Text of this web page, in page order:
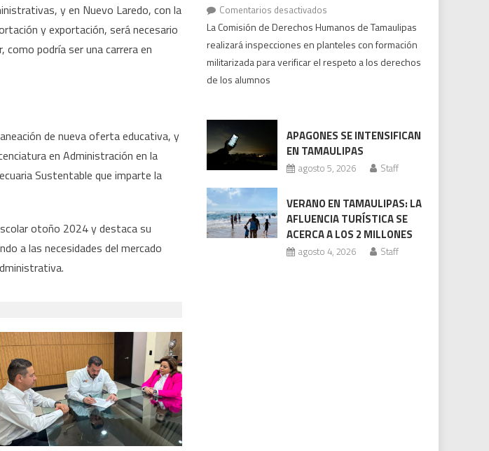
y en Nuevo Laredo, con la
y exportación, será necesario
como podría ser una carrera en
de nueva oferta educativa, y
en Administración en la
Sustentable que imparte la
otoño 2024 y destaca su
a las necesidades del mercado
Comentarios desactivados
Escuelas
con
prácticas
La Comisión de Derechos Humanos de Tamaulipas
realizará inspecciones en planteles con formación
militarizada para verificar el respeto a los derechos
de los alumnos
APAGONES SE INTENSIFICAN
EN TAMAULIPAS
agosto 5, 2026 Staff
VERANO EN TAMAULIPAS: LA
AFLUENCIA TURÍSTICA SE
ACERCA A LOS 2 MILLONES
agosto 4, 2026 Staff